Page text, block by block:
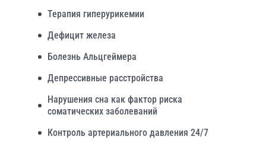
Терапия гиперурикемии
Дефицит железа
Болезнь Альцгеймера
Депрессивные расстройства
Нарушения сна как фактор риска
соматических заболеваний
Контроль артериального давления 24/7